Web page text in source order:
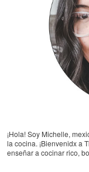
¡Hola! Soy Michelle,
la cocina. ¡Bienvenidx a
enseñar a cocinar rico,